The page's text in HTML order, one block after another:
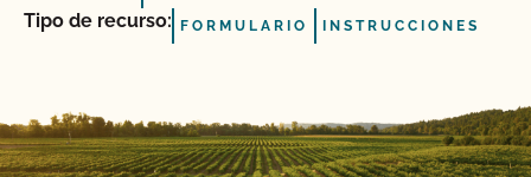
Tipo de recurso: FORMULARIO INSTRUCCIONES